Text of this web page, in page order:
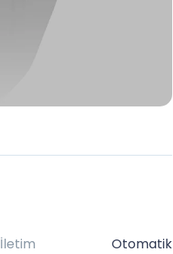
İletim
Otomatik